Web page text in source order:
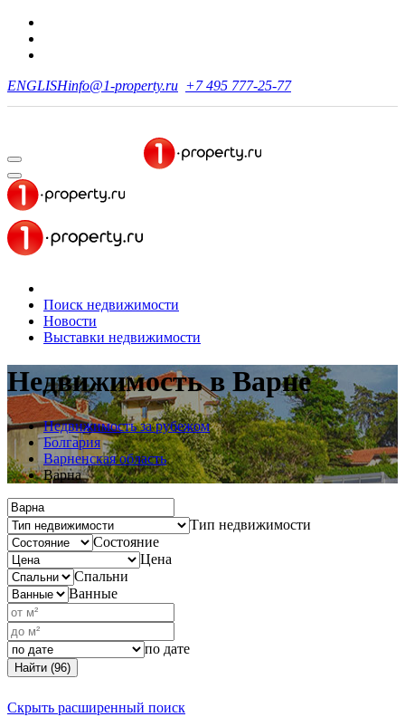
ENGLISHinfo@1-property.ru +7 495 777-25-77
Поиск недвижимости
Новости
Выставки недвижимости
Недвижимостьв Варне
Недвижимость за рубежом
Болгария
Варненская область
Варна
Тип недвижимости
Состояние
Цена
Спальни
Ванные
по дате
Найти (96)
Скрыть расширенный поиск